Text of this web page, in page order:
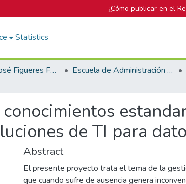
¿Cómo publicar en el
Statistics
Biblioteca José Figueres Ferrer Escuela de Administración de Tecnologías de Información (antes era Área Académica de Administración de Tecnologías de Información)
de TI para
Abstract
El presente proyecto trata el tema de la
que cuando sufre de ausencia genera